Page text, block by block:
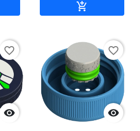


favorite_border

favorite_border